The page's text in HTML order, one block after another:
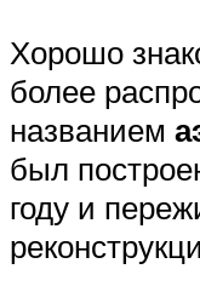
Хорошо
более
названием
был
году и